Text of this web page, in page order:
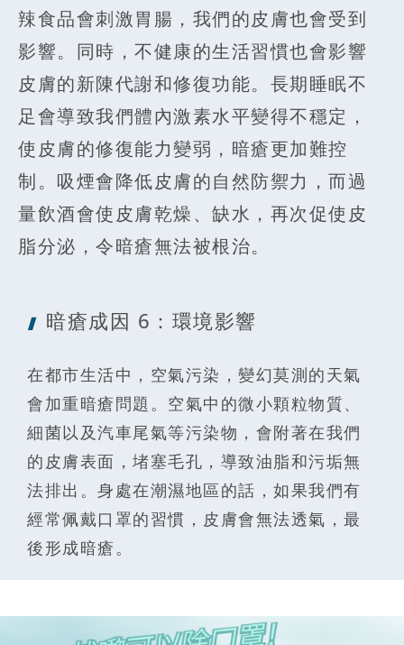
辣食品會刺激胃腸，我們的皮膚也會受到
影響。同時，不健康的生活習慣也會影響
皮膚的新陳代謝和修復功能。長期睡眠不
足會導致我們體內激素水平變得不穩定，
使皮膚的修復能力變弱，暗瘡更加難控
制。吸煙會降低皮膚的自然防禦力，而過
量飲酒會使皮膚乾燥、缺水，再次促使皮
脂分泌，令暗瘡無法被根治。
暗瘡成因 6 ：環境影響
在都市生活中，空氣污染，變幻莫測的天氣
會加重暗瘡問題。空氣中的微小顆粒物質、
細菌以及汽車尾氣等污染物，會附著在我們
的皮膚表面，堵塞毛孔，導致油脂和污垢無
法排出。身處在潮濕地區的話，如果我們有
經常佩戴口罩的習慣，皮膚會無法透氣，最
後形成暗瘡。